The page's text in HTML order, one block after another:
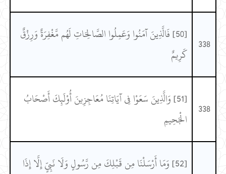
338
[50] فَالَّذِينَ آمَنُوا وَعَمِلُوا الصَّالِحَاتِ لَهُم مَّغْفِرَةٌ وَرِزْقٌ
كَرِيمٌ
338
[51] وَالَّذِينَ سَعَوْا فِي آيَاتِنَا مُعَاجِزِينَ أُوْلَئِكَ أَصْحَابُ
الْجَحِيمِ
[52] وَمَا أَرْسَلْنَا مِن قَبْلِكَ مِن رَّسُولٍ وَلَا نَبِيٍّ إِلَّا إِذَا